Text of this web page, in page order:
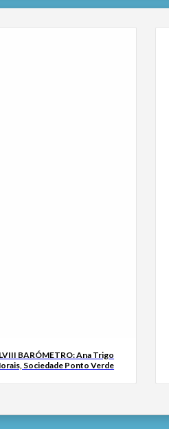
BARÓMETRO: Ana Trigo
Sociedade Ponto Verde